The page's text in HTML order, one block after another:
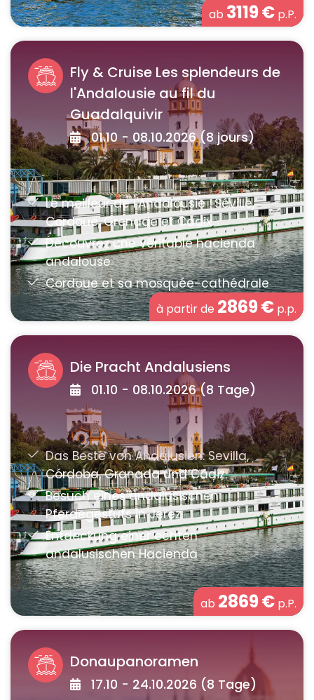
ab 3119€ p.P.
Fly & Cruise Les splendeurs de
l'Andalousie au fil du
Guadalquivir
01.10 - 08.10.2026 (8 jours)
à partir de 2869€ p.p.
Die Pracht Andalusiens
01.10 - 08.10.2026 (8 Tage)
ab 2869€ p.P.
Donaupanoramen
17.10 - 24.10.2026 (8 Tage)